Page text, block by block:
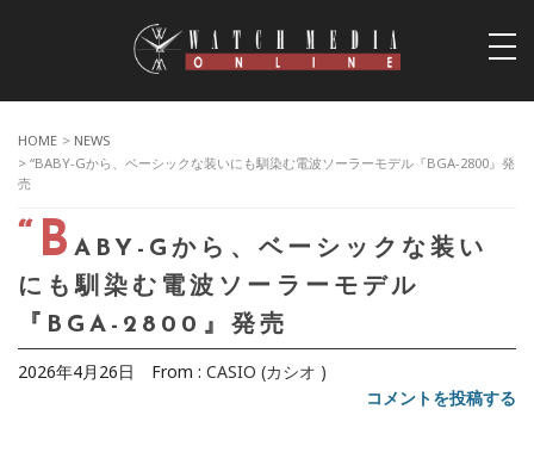
HOME > NEWS
> “BABY-Gから、ベーシックな装いにも馴染む電波ソーラーモデル『BGA-2800』発
売
“BABY-Gから、ベーシックな装い
にも馴染む電波ソーラーモデル
『BGA-2800』発売
2026年4月26日 From : CASIO (カシオ )
コメントを投稿する